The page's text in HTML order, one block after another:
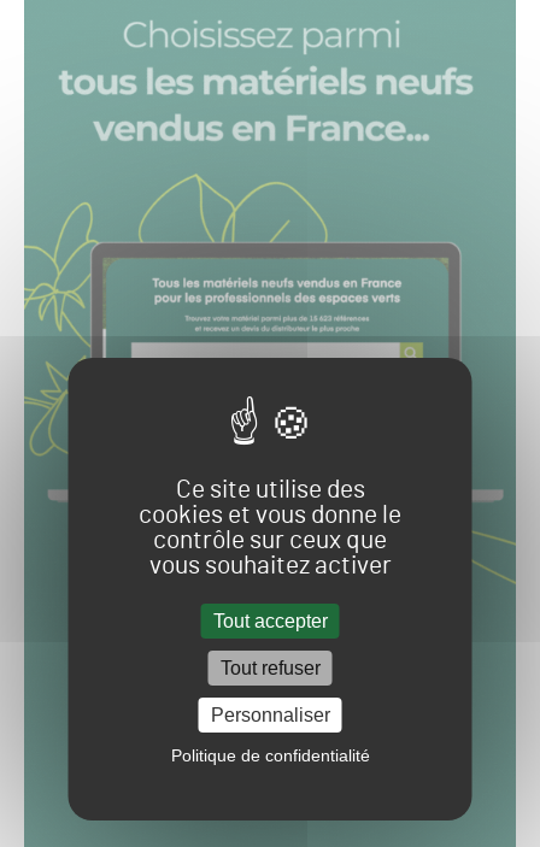
Ce site utilise des
cookies et vous donne le
contrôle sur ceux que
vous souhaitez activer
Tout accepter
Tout refuser
Personnaliser
Politique de confidentialité